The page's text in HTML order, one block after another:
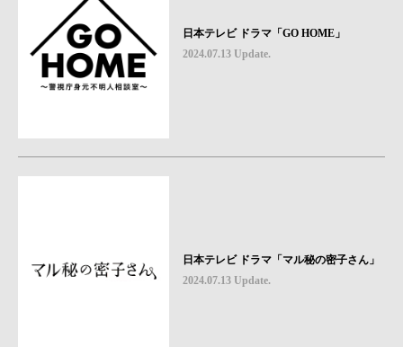
日本テレビ ドラマ「GO HOME」
2024.07.13 Update.
日本テレビ ドラマ「マル秘の密子さん」
2024.07.13 Update.